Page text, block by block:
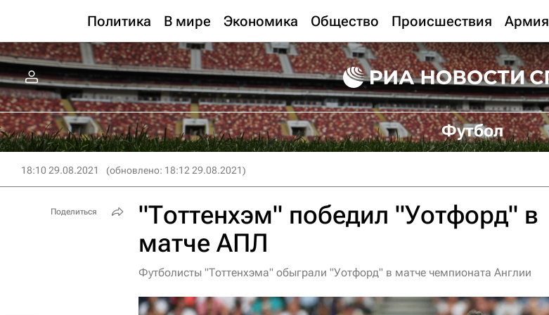
Политика В мире Экономика Общество Происшествия Армия
Футбол
18:10 29.08.2021 (обновлено: 18:12 29.08.2021)
"Тоттенхэм" победил "Уотфорд" в
матче АПЛ
Футболисты "Тоттенхэма" обыграли "Уотфорд" в матче чемпионата Англии
Поделиться